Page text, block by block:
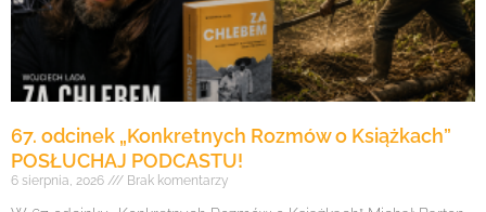
67. odcinek „Konkretnych Rozmów o Książkach”
POSŁUCHAJ PODCASTU!
6 sierpnia, 2026 Brak komentarzy